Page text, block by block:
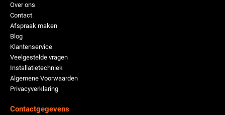
Over ons
Contact
Afspraak maken
Blog
Klantenservice
Veelgestelde vragen
Installatietechniek
Algemene Voorwaarden
Privacyverklaring
Contactgegevens